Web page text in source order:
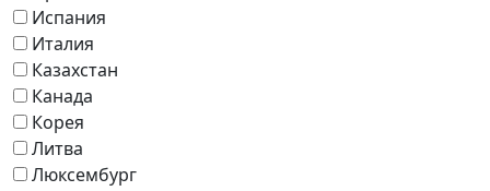
Испания
Италия
Казахстан
Канада
Корея
Литва
Люксембург